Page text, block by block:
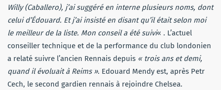
Willy (Caballero), j’ai suggéré en interne plusieurs noms, dont
celui d’Édouard. Et j’ai insisté en disant qu’il était selon moi
le meilleur de la liste. Mon conseil a été suivi« . L’actuel
conseiller technique et de la performance du club londonien
a relaté suivre l’ancien Rennais depuis « trois ans et demi,
quand il évoluait à Reims ». Edouard Mendy est, après Petr
Cech, le second gardien rennais à rejoindre Chelsea.